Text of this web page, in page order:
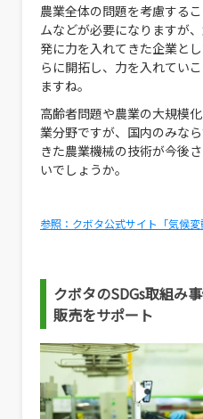
農業全体の問題を考慮する
ムなどが必要になりますが
発に力を入れてきた企業と
らに開拓し、力を入れてい
ますね。
高齢者問題や農業の大規模
業分野ですが、国内のみな
きた農業機械の技術が今後
いでしょうか。
参照：クボタ公式サイト「気候変
クボタのSDGs取組み
販売をサポート